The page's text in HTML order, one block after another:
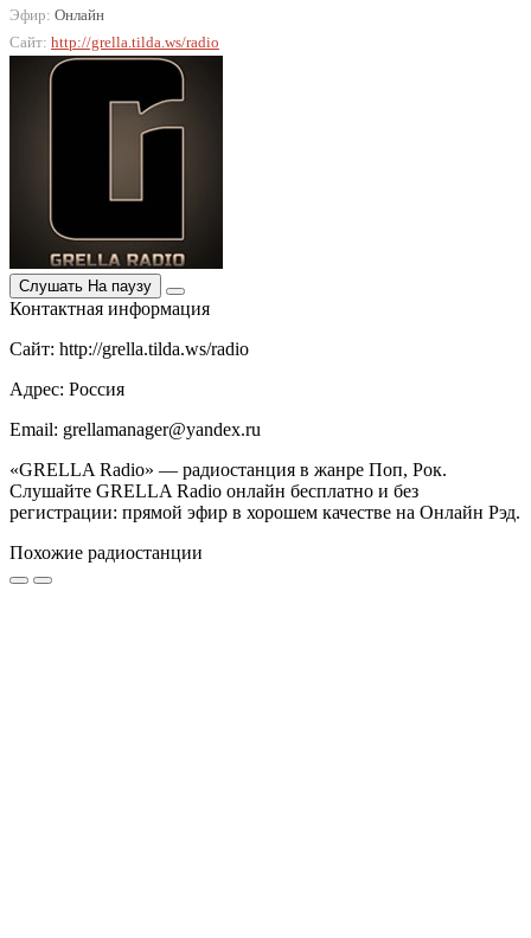
Эфир: Онлайн
Сайт: http://grella.tilda.ws/radio
Слушать На паузу
Контактная информация
Сайт: http://grella.tilda.ws/radio
Адрес: Россия
Email: grellamanager@yandex.ru
«GRELLA Radio» — радиостанция в жанре Поп, Рок.
Слушайте GRELLA Radio онлайн бесплатно и без
регистрации: прямой эфир в хорошем качестве на Онлайн Рэд.
Похожие радиостанции